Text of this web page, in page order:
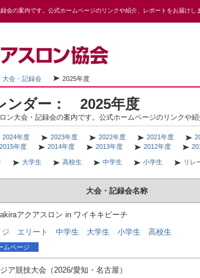
会の案内です。公式ホームページのリンクや紹介、レポートをお届けしま
大会・記録会 2025年度
ンダー： 2025年度
ン大会・記録会の案内です。公式ホームページのリンクや紹
2024年度 2023年度 2022年度 2021年度
2015年度 2014年度 2013年度 2012年度
大学生 高校生 中学生 小学生 リレ
大会・記録会名称
アクアスロン in ワイキキビーチ
ジ エリート 中学生 大学生 小学生 高校生
ムページ
ア競技大会（2026/愛知・名古屋）